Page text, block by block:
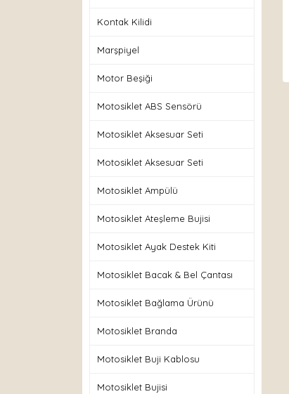
Kontak Kilidi
Marşpiyel
Motor Beşiği
Motosiklet ABS Sensörü
Motosiklet Aksesuar Seti
Motosiklet Aksesuar Seti
Motosiklet Ampülü
Motosiklet Ateşleme Bujisi
Motosiklet Ayak Destek Kiti
Motosiklet Bacak & Bel Çantası
Motosiklet Bağlama Ürünü
Motosiklet Branda
Motosiklet Buji Kablosu
Motosiklet Bujisi